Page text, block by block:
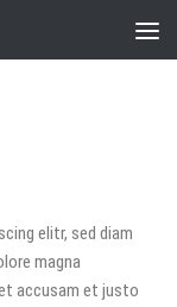
elitr, sed diam
magna
accusam et justo